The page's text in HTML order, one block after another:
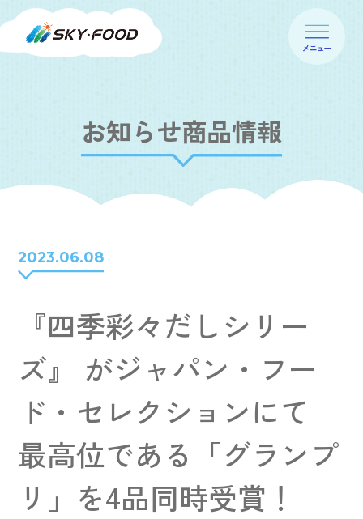
お知らせ商品情報
2023.06.08
『四季彩々だしシリー
ズ』 がジャパン・フー
ド・セレクションにて
最高位である「グランプ
リ」を4品同時受賞！